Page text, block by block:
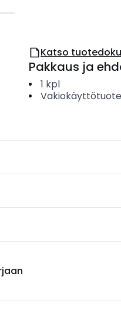
Katso
Pakkaus ja
1 kpl
Vakiokäyttötuote